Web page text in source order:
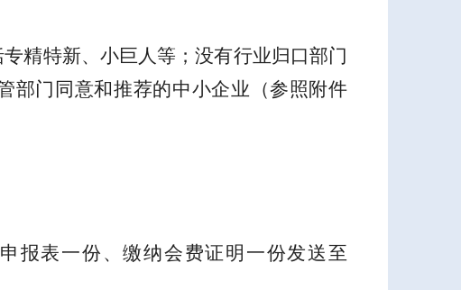
精特新、小巨人等；没有行业归口部门
部门同意和推荐的中小企业 （参照附件
报表一份、缴纳会费证明一份发送至